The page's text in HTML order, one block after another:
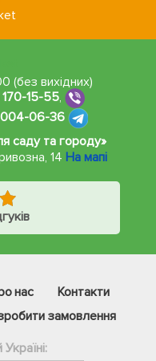
(без вихідних)
15-55,
06-36
саду та городу»
14 На мапі
нас
Контакти
замовлення